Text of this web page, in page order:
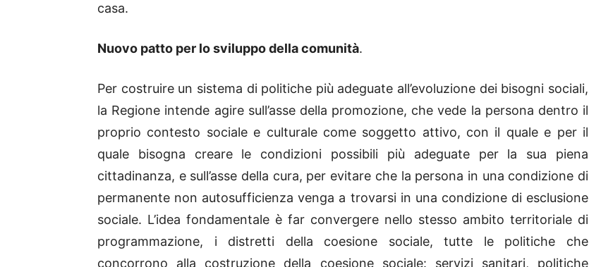
casa.
Nuovo patto per lo sviluppo della comunità.
Per costruire un sistema di politiche più adeguate all’evoluzione dei bisogni sociali,
la Regione intende agire sull’asse della promozione, che vede la persona dentro il
proprio contesto sociale e culturale come soggetto attivo, con il quale e per il
quale bisogna creare le condizioni possibili più adeguate per la sua piena
cittadinanza, e sull’asse della cura, per evitare che la persona in una condizione di
permanente non autosufficienza venga a trovarsi in una condizione di esclusione
sociale. L’idea fondamentale è far convergere nello stesso ambito territoriale di
programmazione, i distretti della coesione sociale, tutte le politiche che
concorrono alla costruzione della coesione sociale: servizi sanitari, politiche